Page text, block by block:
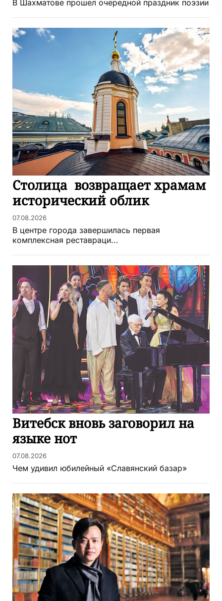
В Шахматове прошел очередной праздник поэзии
Столица возвращает храмам
исторический облик
07.08.2026
В центре города завершилась первая
комплексная реставраци...
Витебск вновь заговорил на
языке нот
07.08.2026
Чем удивил юбилейный «Славянский базар»